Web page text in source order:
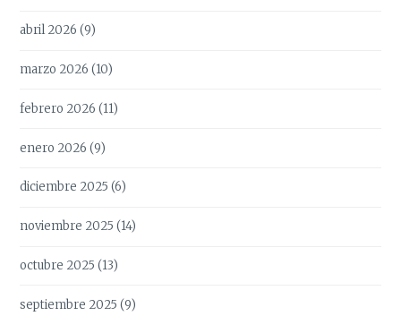
abril 2026 (9)
marzo 2026 (10)
febrero 2026 (11)
enero 2026 (9)
diciembre 2025 (6)
noviembre 2025 (14)
octubre 2025 (13)
septiembre 2025 (9)